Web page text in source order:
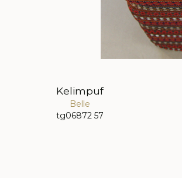
Kelimpuf
Belle
tg06872 57